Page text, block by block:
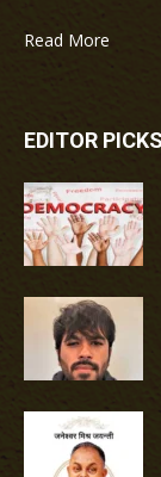
Read More
EDITOR PICKS